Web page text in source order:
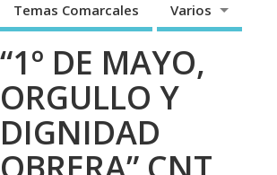
Temas Comarcales Varios
“1º DE MAYO,
ORGULLO Y
DIGNIDAD